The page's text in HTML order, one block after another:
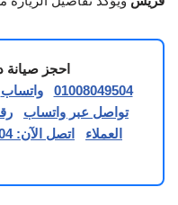
احجز
01008049504
واتساب
تواصل عبر واتساب
رقم
العملاء
اتصل الآن: 01008049504